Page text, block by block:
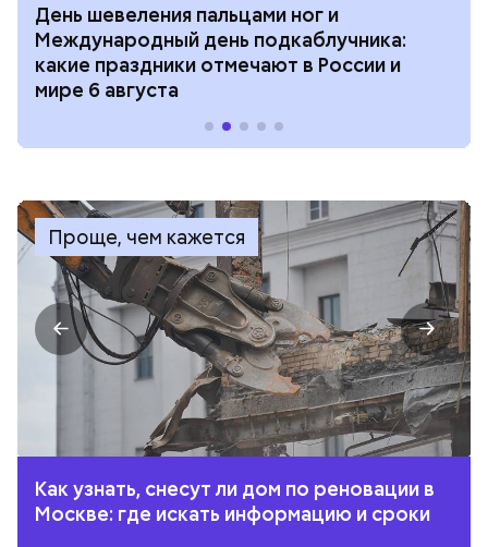
День шевеления пальцами ног и
Международный день подкаблучника:
какие праздники отмечают в России и
мире 6 августа
Проще, чем кажется
Как узнать, снесут ли дом по реновации в
Москве: где искать информацию и сроки